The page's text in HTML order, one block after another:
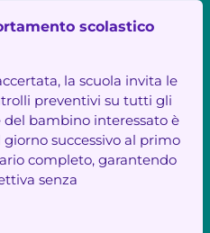
scolastico
la scuola invita le
preventivi su tutti gli
bambino interessato è
successivo al primo
completo, garantendo
senza